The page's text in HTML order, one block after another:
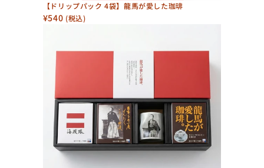
【ドリップパック 4袋】龍馬が愛した珈琲
¥540 (税込)